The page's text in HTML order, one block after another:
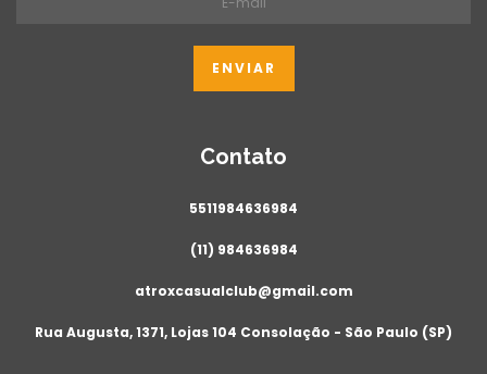
Contato
5511984636984
(11) 984636984
atroxcasualclub@gmail.com
Rua Augusta, 1371, Lojas 104 Consolação - São Paulo (SP)